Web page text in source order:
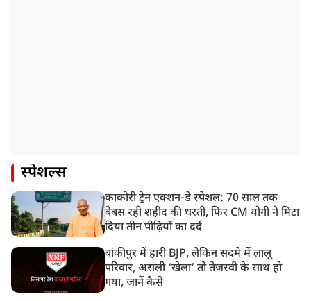
स्पेशल्स
काकोरी ट्रेन एक्शन-डे स्पेशल: 70 साल तक
बेबस रही शहीद की धरती, फिर CM योगी ने मिटा
दिया तीन पीढ़ियों का दर्द
बांकीपुर में हारी BJP, लेकिन सदमे में लालू
परिवार, असली ‘खेला’ तो तेजस्वी के साथ हो
गया, जानें कैसे